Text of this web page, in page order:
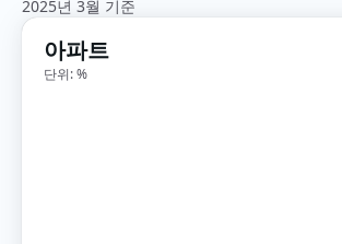
2025년 3월 기준
아파트
단위: %